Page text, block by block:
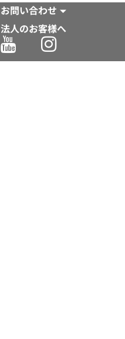
お問い合わせ
法人のお客様へ
I
c
o
I
n
s